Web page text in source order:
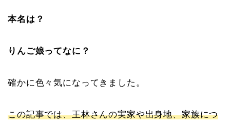
本名は？
りんご娘ってなに？
確かに色々気になってきました。
この記事では、王林さんの実家や出身地、家族につ